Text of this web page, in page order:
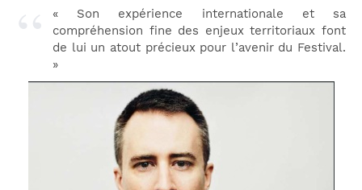
« Son expérience internationale et sa
compréhension fine des enjeux territoriaux font
de lui un atout précieux pour l’avenir du Festival.
»